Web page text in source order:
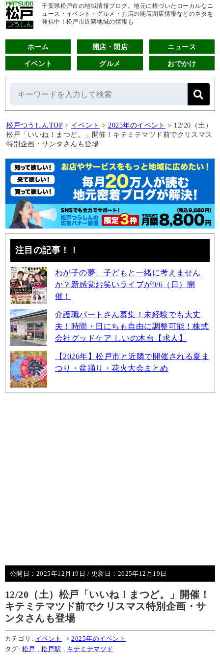
千葉県松戸市の地域情報ブログ。地元に根づいたローカルなニ
ュース・イベント・グルメ・お店の開店閉店情報などのネタを
発信中！松戸市近隣地域の情報も
ホーム 開店・閉店 ニュース
イベント グルメ おでかけ
松戸つうしんTOP > イベント > 2025年のイベント > 12/20（土）
松戸「いいね！まつど。」開催！キテミテマツド前でクリスマス
特別企画・サンタさんも登場
注目の記事！！
わが子の夢、子どもと一緒に考えません
か？新感覚お笑いライブが9/6（日）開
催！
介護職パートさん募集！未経験でも大丈
夫！時間・日にちも自由に調整可能！株式
会社グッドケア しいの木台【求人】
【2026年】松戸市と近隣で開催される夏ま
つり・盆踊り・花火大会まとめ
公開日： 2025年12月19日 / 更新日： 2025年12月19日
12/20（土）松戸「いいね！まつど。」開催！
キテミテマツド前でクリスマス特別企画・サ
ンタさんも登場
カテゴリ: イベント >2025年のイベント
タグ: 松戸 松戸駅 キテミテマツド